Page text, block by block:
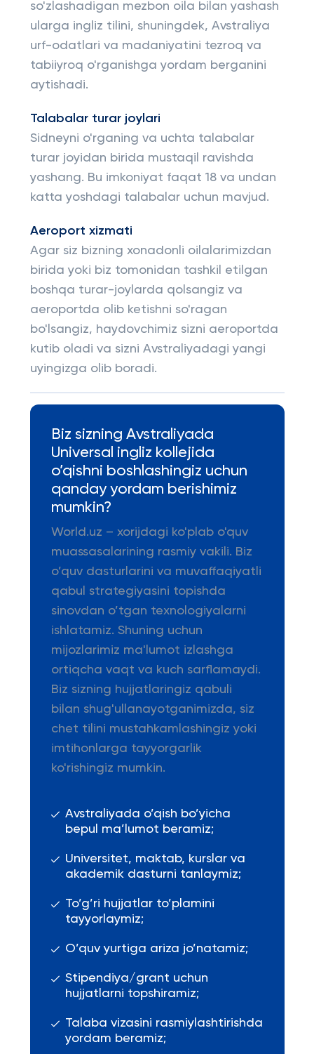
so'zlashadigan mezbon oila bilan yashash
ularga ingliz tilini, shuningdek, Avstraliya
urf-odatlari va madaniyatini tezroq va
tabiiyroq o'rganishga yordam berganini
aytishadi.
Talabalar turar joylari
Sidneyni o'rganing va uchta talabalar
turar joyidan birida mustaqil ravishda
yashang. Bu imkoniyat faqat 18 va undan
katta yoshdagi talabalar uchun mavjud.
Aeroport xizmati
Agar siz bizning xonadonli oilalarimizdan
birida yoki biz tomonidan tashkil etilgan
boshqa turar-joylarda qolsangiz va
aeroportda olib ketishni so'ragan
bo'lsangiz, haydovchimiz sizni aeroportda
kutib oladi va sizni Avstraliyadagi yangi
uyingizga olib boradi.
Biz sizning Avstraliyada
Universal ingliz kollejida
o’qishni boshlashingiz uchun
qanday yordam berishimiz
mumkin?
World.uz – xorijdagi ko'plab o'quv
muassasalarining rasmiy vakili. Biz
o’quv dasturlarini va muvaffaqiyatli
qabul strategiyasini topishda
sinovdan o’tgan texnologiyalarni
ishlatamiz. Shuning uchun
mijozlarimiz ma'lumot izlashga
ortiqcha vaqt va kuch sarflamaydi.
Biz sizning hujjatlaringiz qabuli
bilan shug'ullanayotganimizda, siz
chet tilini mustahkamlashingiz yoki
imtihonlarga tayyorgarlik
ko'rishingiz mumkin.
Avstraliyada o’qish bo’yicha
bepul ma’lumot beramiz;
Universitet, maktab, kurslar va
akademik dasturni tanlaymiz;
To’g’ri hujjatlar to’plamini
tayyorlaymiz;
O’quv yurtiga ariza jo’natamiz;
Stipendiya/grant uchun
hujjatlarni topshiramiz;
Talaba vizasini rasmiylashtirishda
yordam beramiz;